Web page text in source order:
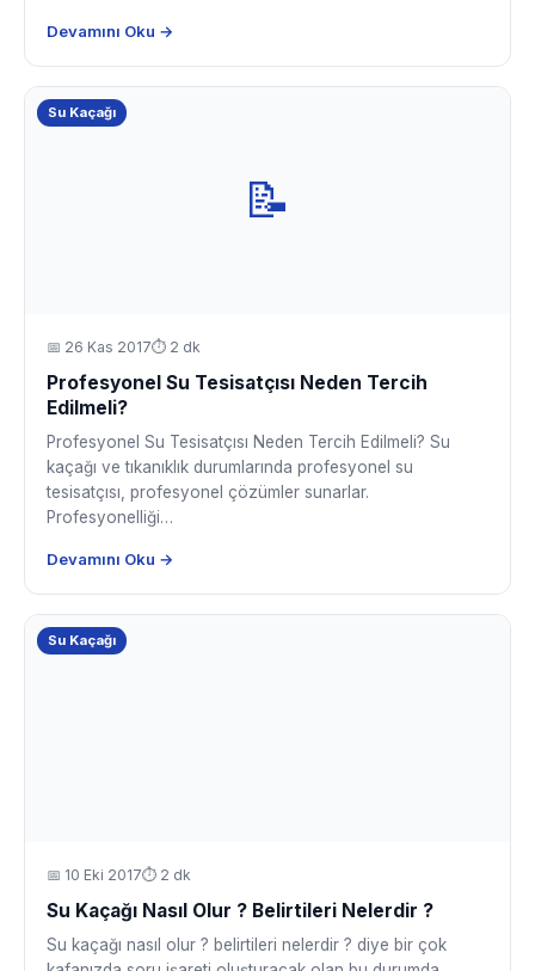
Devamını Oku →
📝
Su Kaçağı
📅 26 Kas 2017⏱ 2 dk
Profesyonel Su Tesisatçısı Neden Tercih
Edilmeli?
Profesyonel Su Tesisatçısı Neden Tercih Edilmeli? Su
kaçağı ve tıkanıklık durumlarında profesyonel su
tesisatçısı, profesyonel çözümler sunarlar.
Profesyonelliği…
Devamını Oku →
Su Kaçağı
📅 10 Eki 2017⏱ 2 dk
Su Kaçağı Nasıl Olur ? Belirtileri Nelerdir ?
Su kaçağı nasıl olur ? belirtileri nelerdir ? diye bir çok